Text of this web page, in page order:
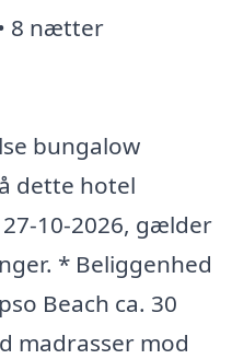
8 nætter
bungalow
dette hotel
10-2026, gælder
* Beliggenhed
Beach ca. 30
madrasser mod